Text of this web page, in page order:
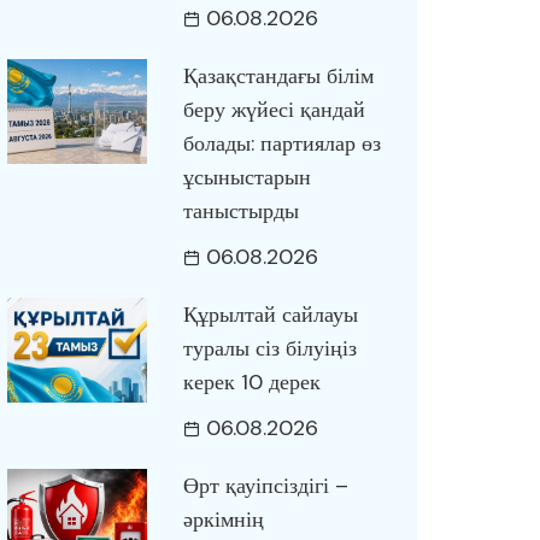
06.08.2026
Қазақстандағы білім
беру жүйесі қандай
болады: партиялар өз
ұсыныстарын
таныстырды
06.08.2026
Құрылтай сайлауы
туралы сіз білуіңіз
керек 10 дерек
06.08.2026
Өрт қауіпсіздігі –
әркімнің